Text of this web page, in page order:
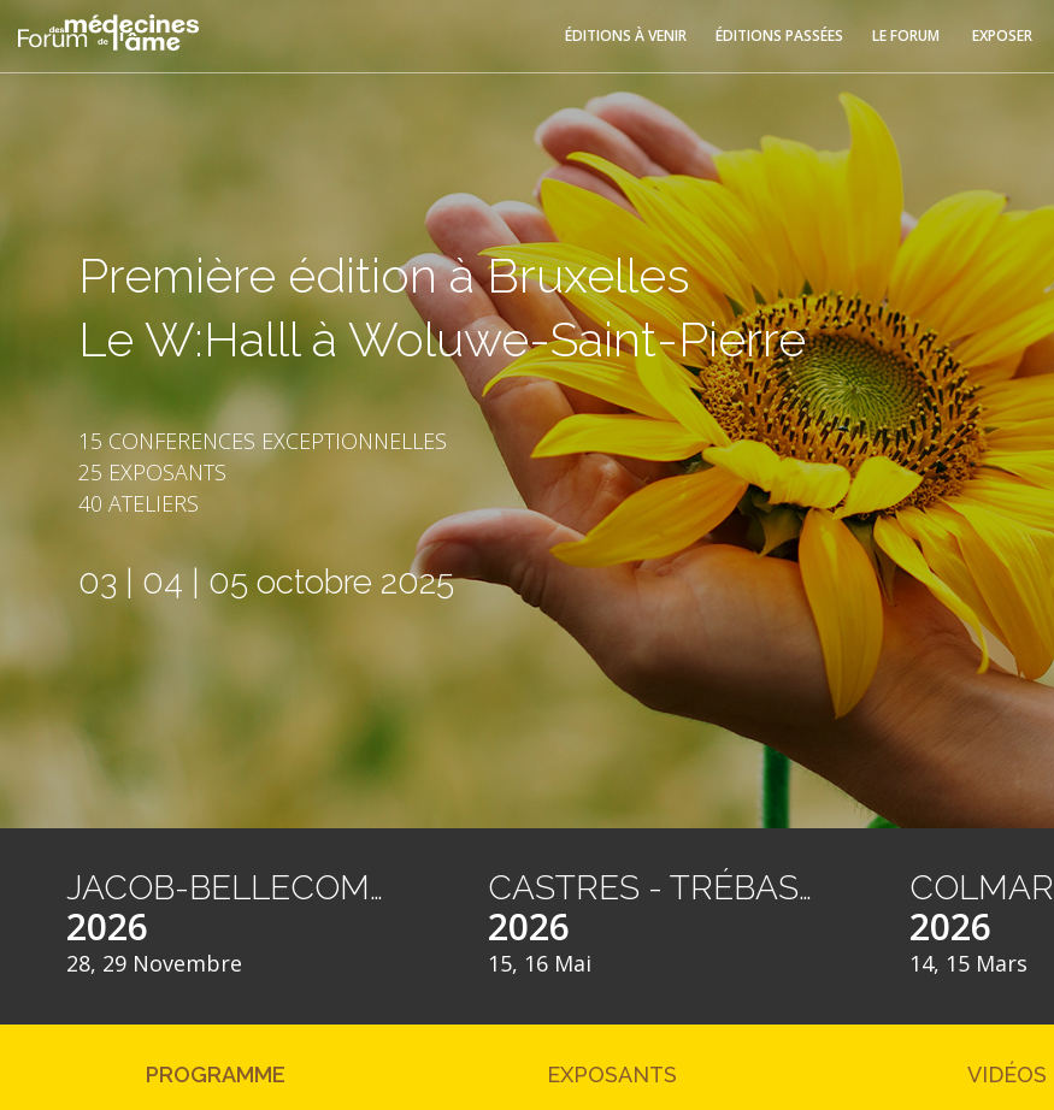
ÉDITIONS À VENIR ÉDITIONS PASSÉES LE FORUM EXPOSER
Première édition à Bruxelles
Le W:Halll à Woluwe-Saint-Pierre
15 CONFERENCES EXCEPTIONNELLES
25 EXPOSANTS
40 ATELIERS
03 | 04 | 05 octobre 2025
JACOB-BELLECOMBETTE
2026
28, 29 Novembre
CASTRES - TRÉBAS LES BAINS
2026
15, 16 Mai
COLMAR
2026
14, 15 Mars
PROGRAMME EXPOSANTS VIDÉOS